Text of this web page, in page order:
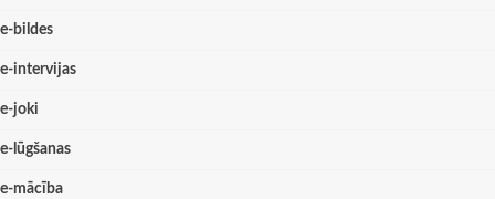
e-bildes
e-intervijas
e-joki
e-lūgšanas
e-mācība